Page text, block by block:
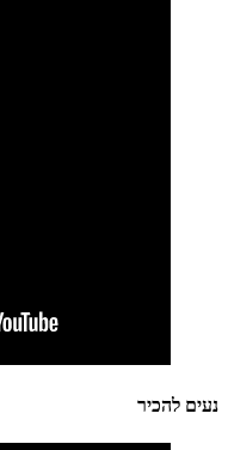
נעים להכיר